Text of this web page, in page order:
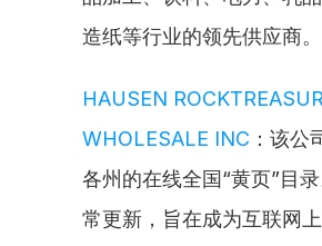
造纸等行业的领先供应商。
HAUSEN
WHOLESALE INC ：该公
各州的在线全国“黄页”目
常更新，旨在成为互联网